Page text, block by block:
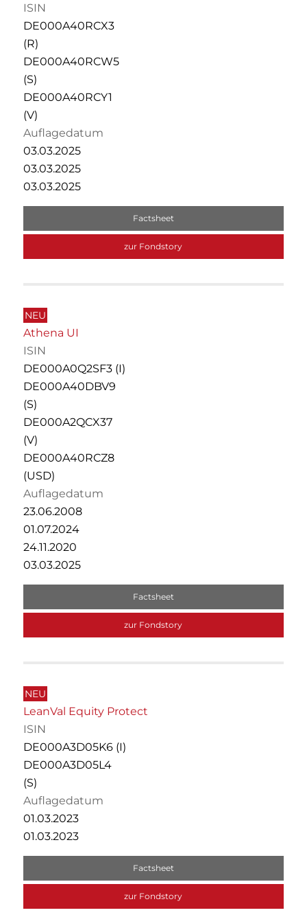
ISIN
DE000A40RCX3
(R)
DE000A40RCW5
(S)
DE000A40RCY1
(V)
Auflagedatum
03.03.2025
03.03.2025
03.03.2025
Factsheet
zur Fondstory
NEU
Athena UI
ISIN
DE000A0Q2SF3 (I)
DE000A40DBV9
(S)
DE000A2QCX37
(V)
DE000A40RCZ8
(USD)
Auflagedatum
23.06.2008
01.07.2024
24.11.2020
03.03.2025
Factsheet
zur Fondstory
NEU
LeanVal Equity Protect
ISIN
DE000A3D05K6 (I)
DE000A3D05L4
(S)
Auflagedatum
01.03.2023
01.03.2023
Factsheet
zur Fondstory